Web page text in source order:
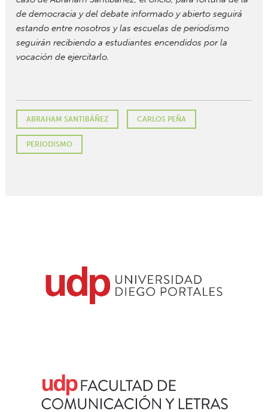
de democracia y del debate informado y abierto seguirá
estando entre nosotros y las escuelas de periodismo
seguirán recibiendo a estudiantes encendidos por la
vocación de ejercitarlo.
ABRAHAM SANTIBÁÑEZ CARLOS PEÑA
PERIODISMO